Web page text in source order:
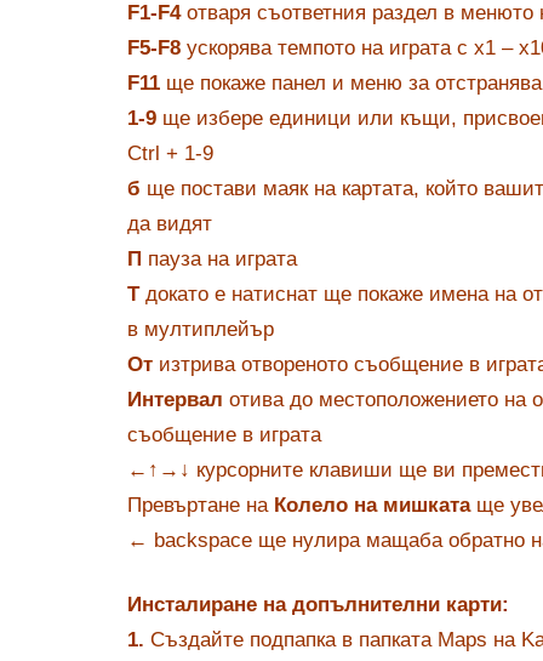
F1-F4отваря съответния раздел в менюто
F5-F8 ускорява темпото на играта с x1 –
F11 ще покаже панел и меню за
1-9 ще избере единици или къщи,
Ctrl + 1-9
б ще постави маяк на картата, който
да видят
П пауза на играта
Tдокато е натиснат ще покаже имена на
в мултиплейър
От изтрива отвореното съобщение в
Интервал отива до местоположението на
съобщение в играта
←↑→↓ курсорните клавиши ще ви
Превъртане на Колело на мишкатаще
← backspace ще нулира мащаба обратно
Инсталиране на допълнителни карти:
1. Създайте подпапка в папката Maps на